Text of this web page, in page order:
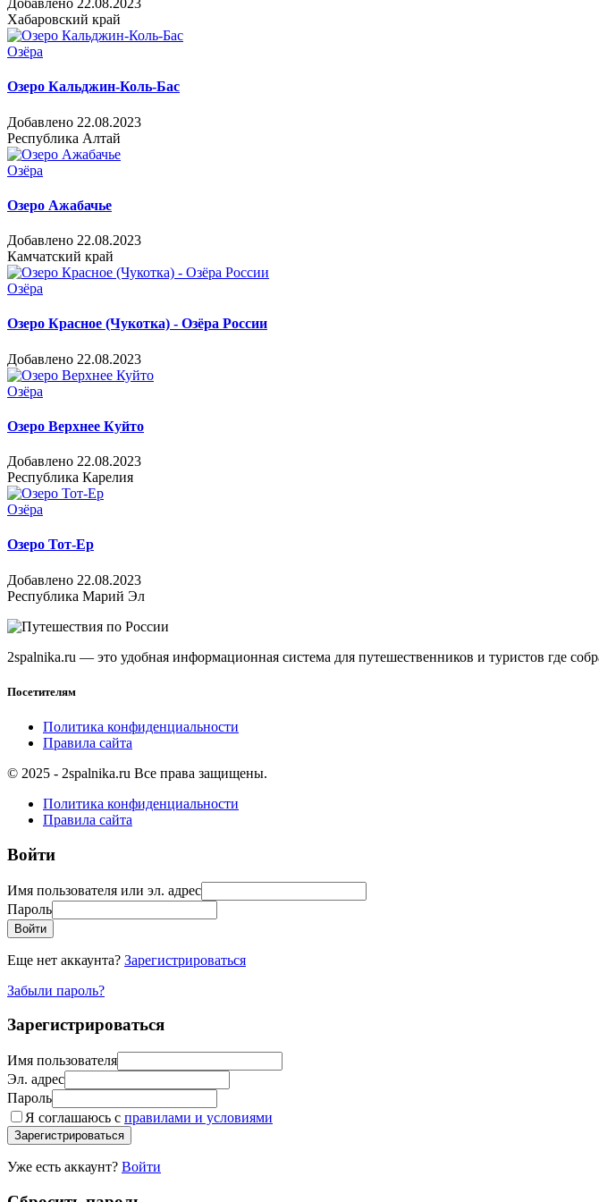
Добавлено 22.08.2023
Хабаровский край
Озёра
Озеро Кальджин-Коль-Бас
Добавлено 22.08.2023
Республика Алтай
Озёра
Озеро Ажабачье
Добавлено 22.08.2023
Камчатский край
Озёра
Озеро Красное (Чукотка) - Озёра России
Добавлено 22.08.2023
Озёра
Озеро Верхнее Куйто
Добавлено 22.08.2023
Республика Карелия
Озёра
Озеро Тот-Ер
Добавлено 22.08.2023
Республика Марий Эл
2spalnika.ru — это удобная информационная система для путешественников и туристов где
Посетителям
Политика конфиденциальности
Правила сайта
© 2025 - 2spalnika.ru Все права защищены.
Политика конфиденциальности
Правила сайта
Войти
Имя пользователя или эл. адрес
Пароль
Войти
Еще нет аккаунта? Зарегистрироваться
Забыли пароль?
Зарегистрироваться
Имя пользователя
Эл. адрес
Пароль
Я соглашаюсь с правилами и условиями
Зарегистрироваться
Уже есть аккаунт? Войти